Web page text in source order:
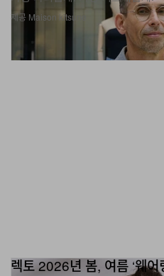
제공 Maison kitsune
렉토 2026년 봄, 여름 ‘웨어